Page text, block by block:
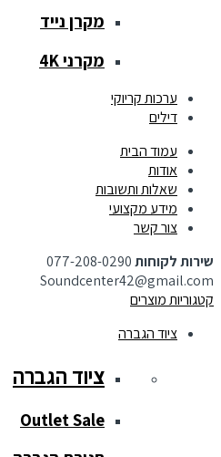
מקרן נייד
מקרני 4K
ערכות קריוקי
דילים
עמוד הבית
אודות
שאלות ותשובות
מידע מקצועי
צור קשר
שירות לקוחות077-208-0290
Soundcenter42@gmail.com
קטגוריות מוצרים
ציוד הגברה
ציוד הגברה
Outlet Sale